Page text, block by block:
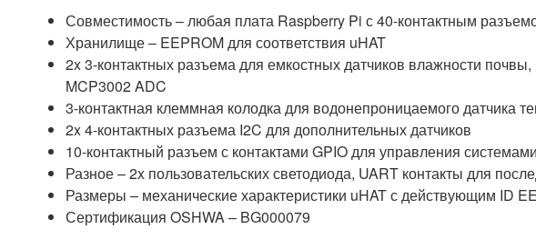
Совместимость – любая плата Raspberry Pi с 40-контактным
Хранилище – EEPROM для соответствия uHAT
2x 3-контактных разъема для емкостных датчиков влажности
MCP3002 ADC
3-контактная клеммная колодка для водонепроницаемого датчика
2x 4-контактных разъема I2C для дополнительных датчиков
10-контактный разъем с контактами GPIO для управления
Разное – 2x пользовательских светодиода, UART контакты для
Размеры – механические характеристики uHAT с действующим ID
Сертификация OSHWA – BG000079